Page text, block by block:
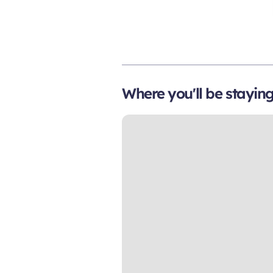
Where you'll be